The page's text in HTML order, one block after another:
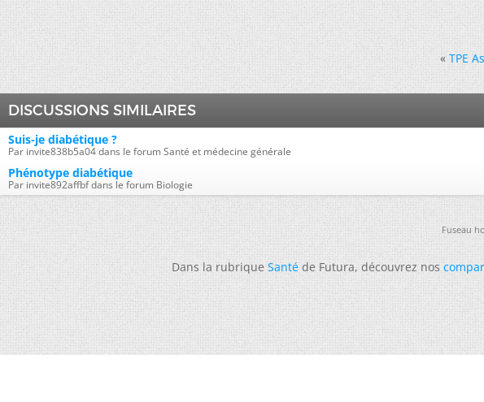
« TPE
DISCUSSIONS SIMILAIRES
Suis-je diabétique ?
Par invite838b5a04 dans le forum Santé et médecine générale
Phénotype diabétique
Par invite892affbf dans le forum Biologie
Fuseau
Dans la rubriqueSantéde Futura, découvrez nos